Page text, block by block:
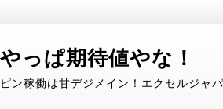
やっぱ期待値やな！
ピン稼働は甘デジメイン！エクセルジャパ